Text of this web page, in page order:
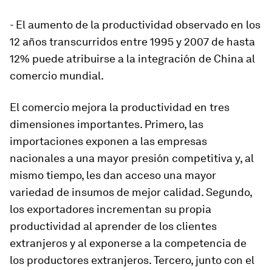
- El aumento de la productividad observado en los
12 años transcurridos entre 1995 y 2007 de hasta
12% puede atribuirse a la integración de China al
comercio mundial.
El comercio mejora la productividad en tres
dimensiones importantes. Primero, las
importaciones exponen a las empresas
nacionales a una mayor presión competitiva y, al
mismo tiempo, les dan acceso una mayor
variedad de insumos de mejor calidad. Segundo,
los exportadores incrementan su propia
productividad al aprender de los clientes
extranjeros y al exponerse a la competencia de
los productores extranjeros. Tercero, junto con el